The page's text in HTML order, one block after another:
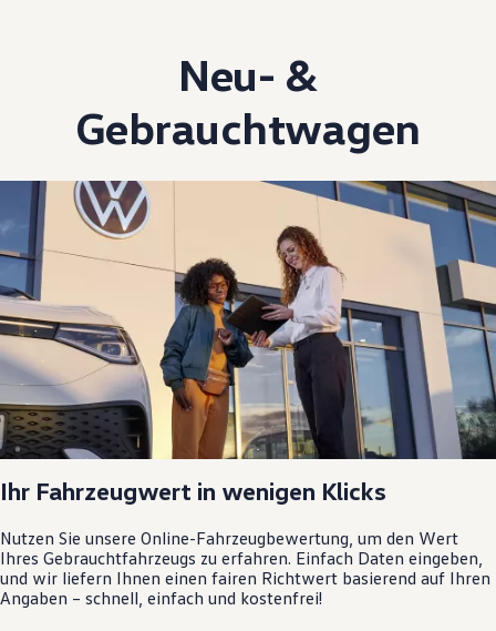
Neu- &
Gebrauchtwagen
Ihr Fahrzeugwert in wenigen Klicks
Nutzen Sie unsere Online-Fahrzeugbewertung, um den Wert
Ihres Gebrauchtfahrzeugs zu erfahren. Einfach Daten eingeben,
und wir liefern Ihnen einen fairen Richtwert basierend auf Ihren
Angaben – schnell, einfach und kostenfrei!